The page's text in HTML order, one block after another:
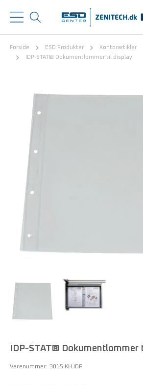
Forside ESD Produkter
Kontorartikler
IDP-STAT® Dokumentlommer til display
IDP-STAT® Dokumentlommer
Varenummer: 3015.KH.IDP